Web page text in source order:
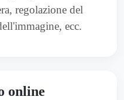
regolazione del
ecc.
online